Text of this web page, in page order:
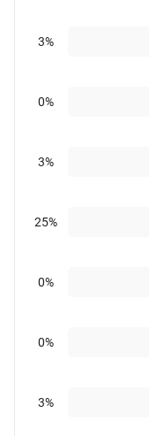
3%
0%
3%
25%
0%
0%
3%